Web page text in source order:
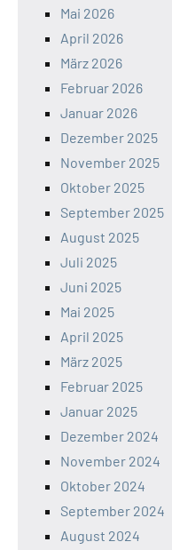
Mai 2026
April 2026
März 2026
Februar 2026
Januar 2026
Dezember 2025
November 2025
Oktober 2025
September 2025
August 2025
Juli 2025
Juni 2025
Mai 2025
April 2025
März 2025
Februar 2025
Januar 2025
Dezember 2024
November 2024
Oktober 2024
September 2024
August 2024